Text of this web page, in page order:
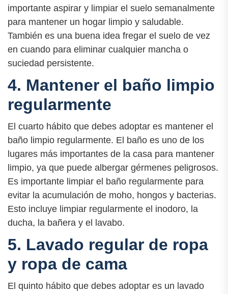
importante aspirar y limpiar el suelo semanalmente
para mantener un hogar limpio y saludable.
También es una buena idea fregar el suelo de vez
en cuando para eliminar cualquier mancha o
suciedad persistente.
4. Mantener el baño limpio
regularmente
El cuarto hábito que debes adoptar es mantener el
baño limpio regularmente. El baño es uno de los
lugares más importantes de la casa para mantener
limpio, ya que puede albergar gérmenes peligrosos.
Es importante limpiar el baño regularmente para
evitar la acumulación de moho, hongos y bacterias.
Esto incluye limpiar regularmente el inodoro, la
ducha, la bañera y el lavabo.
5. Lavado regular de ropa
y ropa de cama
El quinto hábito que debes adoptar es un lavado